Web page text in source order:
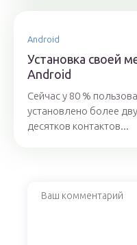
Android
Установка своей
Android
Сейчас у 80 %
установлено более
десятков контактов...